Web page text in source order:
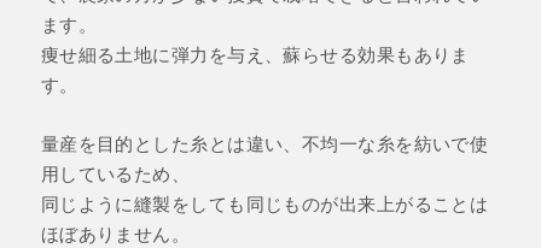
ます。
痩せ細る土地に弾力を与え、蘇らせる効果もありま
す。
量産を目的とした糸とは違い、不均一な糸を紡いで使
用しているため、
同じように縫製をしても同じものが出来上がることは
ほぼありません。